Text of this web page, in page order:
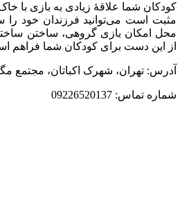
کودکان شما علاقۀ زیادی به بازی با
مثبت است می‌توانید فرزندان خود را
محل امکان بازی گروهی، ساختن
از این دست برای کودکان شما فراهم
آدرس: تهران، شهرک اکباتان، مجتمع
شماره تماس: 09226520137